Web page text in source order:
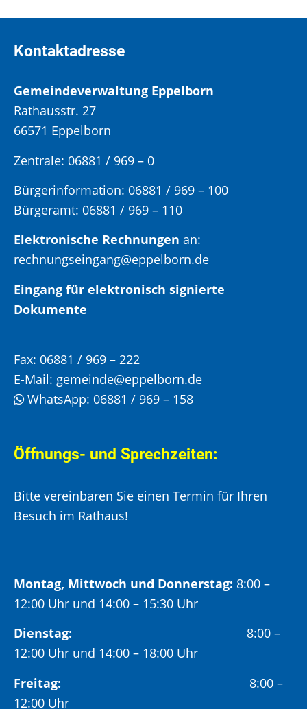
Kontaktadresse
Gemeindeverwaltung Eppelborn
Rathausstr. 27
66571 Eppelborn
Zentrale: 06881 / 969 – 0
Bürgerinformation: 06881 / 969 – 100
Bürgeramt: 06881 / 969 – 110
Elektronische Rechnungen an:
rechnungseingang@eppelborn.de
Eingang für elektronisch signierte
Dokumente
Fax: 06881 / 969 – 222
E-Mail: gemeinde@eppelborn.de
WhatsApp: 06881 / 969 – 158
Öffnungs- und Sprechzeiten:
Bitte vereinbaren Sie einen Termin für Ihren
Besuch im Rathaus!
Montag, Mittwoch und Donnerstag: 8:00 –
12:00 Uhr und 14:00 – 15:30 Uhr
Dienstag: 8:00 –
12:00 Uhr und 14:00 – 18:00 Uhr
Freitag:
8:00 –
12:00 Uhr